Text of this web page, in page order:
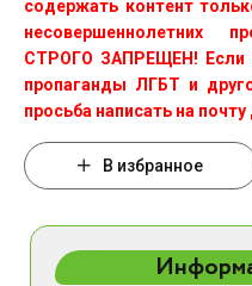
содержать контент
несовершеннолетних
СТРОГО ЗАПРЕЩЕН! Если
пропаганды ЛГБТ и
просьба написать на
В избранное